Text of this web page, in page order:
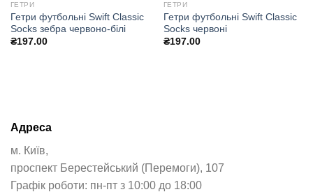
ГЕТРИ
Гетри футбольні Swift Classic
Socks зебра червоно-білі
₴197.00
ГЕТРИ
Гетри футбольні Swift Classic
Socks червоні
₴197.00
Адреса
м. Київ,
проспект Берестейський (Перемоги), 107
Графік роботи: пн-пт з 10:00 до 18:00